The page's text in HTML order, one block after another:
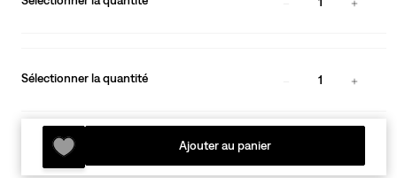
Sélectionner la quantité 1
Ajouter au panier